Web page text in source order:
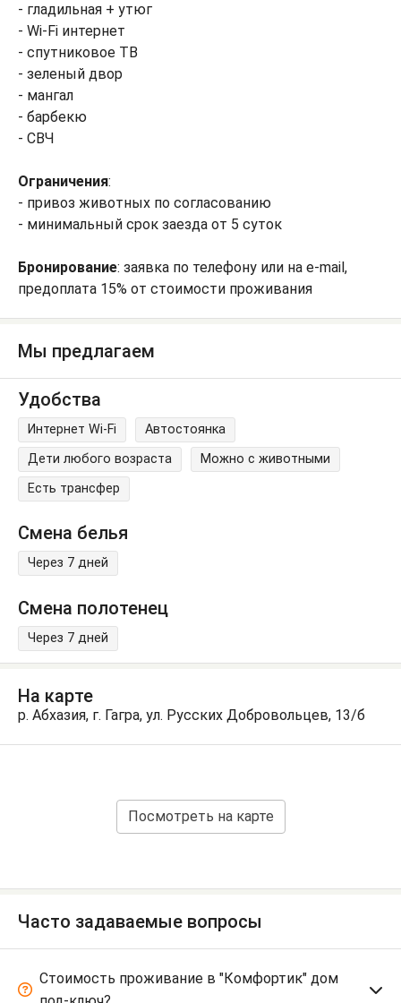
- гладильная + утюг
- Wi-Fi интернет
- спутниковое ТВ
- зеленый двор
- мангал
- барбекю
- СВЧ
Ограничения:
- привоз животных по согласованию
- минимальный срок заезда от 5 суток
Бронирование: заявка по телефону или на e-mail,
предоплата 15% от стоимости проживания
Мы предлагаем
Удобства
Интернет Wi-Fi
Автостоянка
Дети любого возраста
Можно с животными
Есть трансфер
Смена белья
Через 7 дней
Смена полотенец
Через 7 дней
На карте
р. Абхазия, г. Гагра, ул. Русских Добровольцев, 13/б
Посмотреть на карте
Часто задаваемые вопросы
Стоимость проживание в "Комфортик" дом